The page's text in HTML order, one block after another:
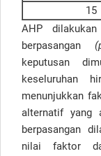
15
AHP dilakukan
berpasangan
keputusan
keseluruhan
menunjukkan
alternatif yang
berpasangan
nilai faktor